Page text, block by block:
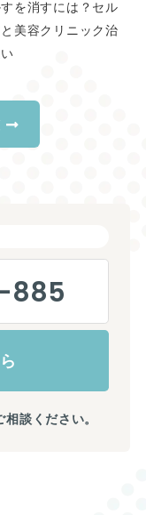
を消すには？セル
美容クリニック治
885
談ください。